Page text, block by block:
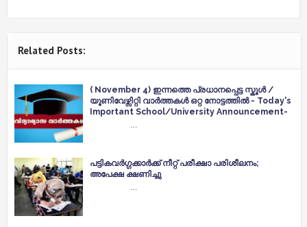
Related Posts:
( November 4) ഇന്നത്തെ പ്രധാനപ്പെട്ട സ്കൂൾ /
യൂണിവേഴ്സിറ്റി വാർത്തകൾ ഒറ്റ നോട്ടത്തിൽ - Today's
Important School/University Announcement-
…
പട്ടികവര്‍ഗ്ഗക്കാര്‍ക്ക് നീറ്റ് പരീക്ഷാ പരിശീലനം;
അപേക്ഷ ക്ഷണിച്ചു
…